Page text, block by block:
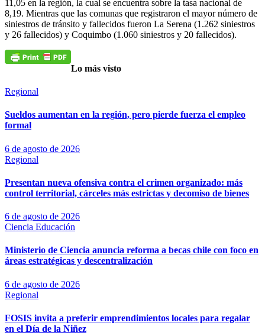
11,05 en la región, la cual se encuentra sobre la tasa nacional de
8,19. Mientras que las comunas que registraron el mayor número de
siniestros de tránsito y fallecidos fueron La Serena (1.262 siniestros
y 26 fallecidos) y Coquimbo (1.060 siniestros y 20 fallecidos).
Lo más visto
Regional
Sueldos aumentan en la región, pero pierde fuerza el empleo
formal
6 de agosto de 2026
Regional
Presentan nueva ofensiva contra el crimen organizado: más
control territorial, cárceles más estrictas y decomiso de bienes
6 de agosto de 2026
Ciencia Educación
Ministerio de Ciencia anuncia reforma a becas chile con foco en
áreas estratégicas y descentralización
6 de agosto de 2026
Regional
FOSIS invita a preferir emprendimientos locales para regalar
en el Día de la Niñez